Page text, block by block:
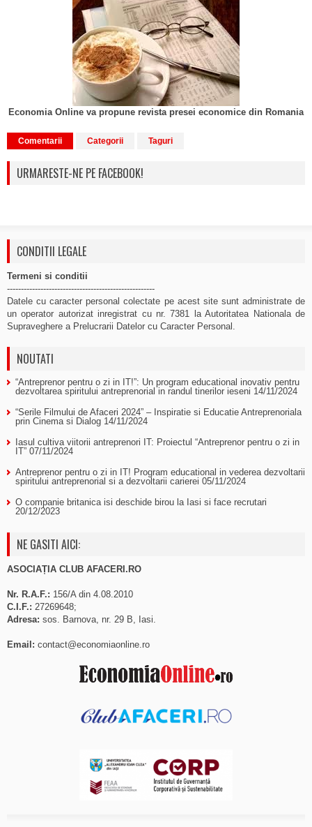
Economia Online va propune revista presei economice din Romania
Comentarii Categorii Taguri
URMARESTE-NE PE FACEBOOK!
CONDITII LEGALE
Termeni si conditii
-----------------------------------------------------
Datele cu caracter personal colectate pe acest site sunt administrate de
un operator autorizat inregistrat cu nr. 7381 la Autoritatea Nationala de
Supraveghere a Prelucrarii Datelor cu Caracter Personal.
NOUTATI
“Antreprenor pentru o zi in IT!”: Un program educational inovativ pentru
dezvoltarea spiritului antreprenorial in randul tinerilor ieseni 14/11/2024
“Serile Filmului de Afaceri 2024” – Inspiratie si Educatie Antreprenoriala
prin Cinema si Dialog 14/11/2024
Iasul cultiva viitorii antreprenori IT: Proiectul “Antreprenor pentru o zi in
IT” 07/11/2024
Antreprenor pentru o zi in IT! Program educational in vederea dezvoltarii
spiritului antreprenorial si a dezvoltarii carierei 05/11/2024
O companie britanica isi deschide birou la Iasi si face recrutari
20/12/2023
NE GASITI AICI:
ASOCIAȚIA CLUB AFACERI.RO
Nr. R.A.F.: 156/A din 4.08.2010
C.I.F.: 27269648;
Adresa: sos. Barnova, nr. 29 B, Iasi.
Email: contact@economiaonline.ro